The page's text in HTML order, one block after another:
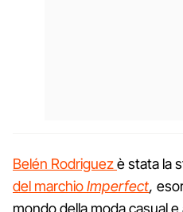
Belén Rodriguezè stata la
del marchioImperfect,
mondo della moda casual